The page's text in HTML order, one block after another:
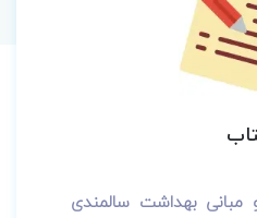
بهداشت سالمندی